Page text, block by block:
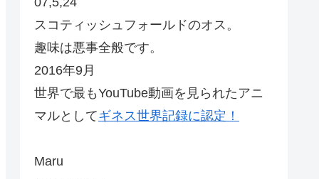
スコティッシュフォールドのオス。
趣味は悪事全般です。
2016年9月
世界で最もYouTube動画を見られたアニ
マルとしてギネス世界記録に認定！
Maru